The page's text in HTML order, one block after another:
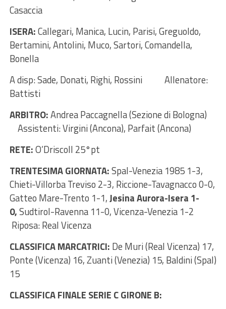
Casaccia
ISERA:Callegari, Manica, Lucin, Parisi, Greguoldo,
Bertamini, Antolini, Muco, Sartori, Comandella,
Bonella
A disp: Sade, Donati, Righi, Rossini Allenatore:
Battisti
ARBITRO:Andrea Paccagnella (Sezione di Bologna)
Assistenti: Virgini (Ancona), Parfait (Ancona)
RETE:O’Driscoll 25°pt
TRENTESIMA GIORNATA:Spal-Venezia 1985 1-3,
Chieti-Villorba Treviso 2-3, Riccione-Tavagnacco 0-0,
Gatteo Mare-Trento 1-1,Jesina Aurora-Isera 1-
0,Sudtirol-Ravenna 11-0, Vicenza-Venezia 1-2
Riposa: Real Vicenza
CLASSIFICA MARCATRICI: De Muri (Real Vicenza) 17,
Ponte (Vicenza) 16, Zuanti (Venezia) 15, Baldini (Spal)
15
CLASSIFICA FINALE SERIE C GIRONE B: